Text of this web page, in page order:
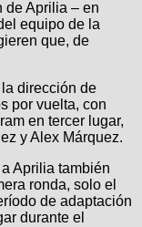
de Aprilia – en
equipo de la
que, de
dirección de
por vuelta, con
en tercer lugar,
y Alex Márquez.
Aprilia también
ronda, solo el
de adaptación
durante el